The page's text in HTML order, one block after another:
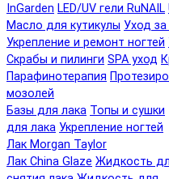
InGarden LED/UV гели RuNAIL
Масло для кутикулы Уход за
Укрепление и ремонт ногтей
Скрабы и пилинги SPA уход
Парафинотерапия
мозолей
Базы для лака Топы и сушки
для лака Укрепление ногтей
Лак Morgan Taylor
Лак China Glaze Жидкость